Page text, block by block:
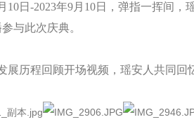
日-2023年9月10日，弹指一挥间
与此次庆典。
历程回顾开场视频，瑶安人共同回